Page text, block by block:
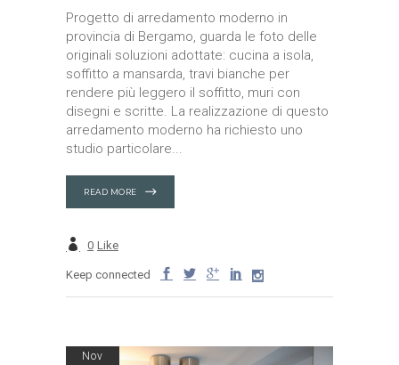
Progetto di arredamento moderno in
provincia di Bergamo, guarda le foto delle
originali soluzioni adottate: cucina a isola,
soffitto a mansarda, travi bianche per
rendere più leggero il soffitto, muri con
disegni e scritte. La realizzazione di questo
arredamento moderno ha richiesto uno
studio particolare
READ MORE
0 Like
Keep connected
Nov